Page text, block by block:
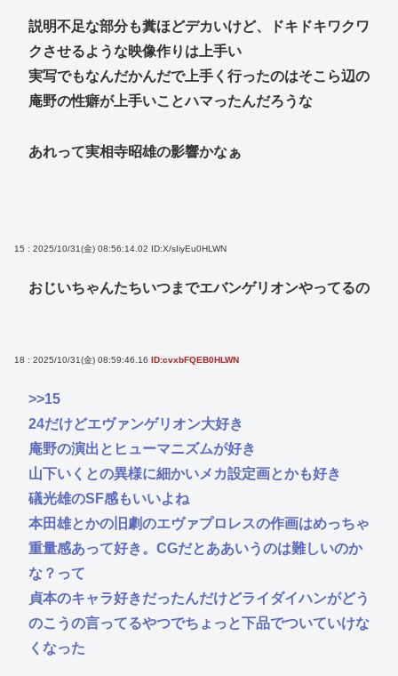
説明不足な部分も糞ほどデカいけど、ドキドキワクワ
クさせるような映像作りは上手い
実写でもなんだかんだで上手く行ったのはそこら辺の
庵野の性癖が上手いことハマったんだろうな
あれって実相寺昭雄の影響かなぁ
15 : 2025/10/31(金) 08:56:14.02 ID:X/sIiyEu0HLWN
おじいちゃんたちいつまでエバンゲリオンやってるの
18 : 2025/10/31(金) 08:59:46.16 ID:cvxbFQEB0HLWN
>>15
24だけどエヴァンゲリオン大好き
庵野の演出とヒューマニズムが好き
山下いくとの異様に細かいメカ設定画とかも好き
礒光雄のSF感もいいよね
本田雄とかの旧劇のエヴァプロレスの作画はめっちゃ
重量感あって好き。CGだとああいうのは難しいのか
な？って
貞本のキャラ好きだったんだけどライダイハンがどう
のこうの言ってるやつでちょっと下品でついていけな
くなった